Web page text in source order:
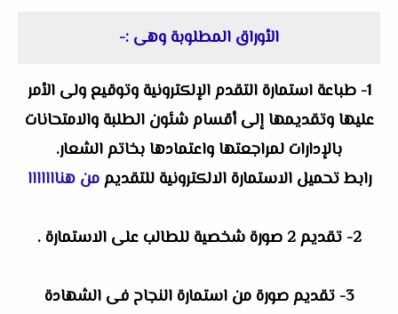
الأوراق المطلوبة وهى :-
1- طباعة استمارة التقدم الإلكترونية وتوقيع ولى الأمر
عليها وتقديمها إلى أقسام شئون الطلبة والامتحانات
بالإدارات لمراجعتها واعتمادها بخاتم الشعار.
رابط تحميل الاستمارة الالكترونية للتقديممن هنااااااا
2- تقديم 2 صورة شخصية للطالب على الاستمارة .
3- تقديم صورة من استمارة النجاح فى الشهادة